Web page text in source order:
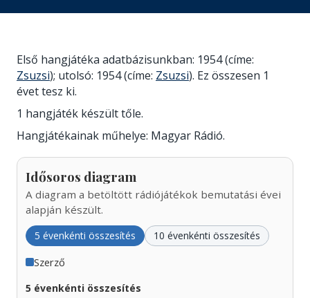
Első hangjátéka adatbázisunkban: 1954 (címe:
Zsuzsi); utolsó: 1954 (címe: Zsuzsi). Ez összesen 1
évet tesz ki.
1 hangjáték készült tőle.
Hangjátékainak műhelye: Magyar Rádió.
Idősoros diagram
A diagram a betöltött rádiójátékok bemutatási évei
alapján készült.
5 évenkénti összesítés 10 évenkénti összesítés
Szerző
5 évenkénti összesítés